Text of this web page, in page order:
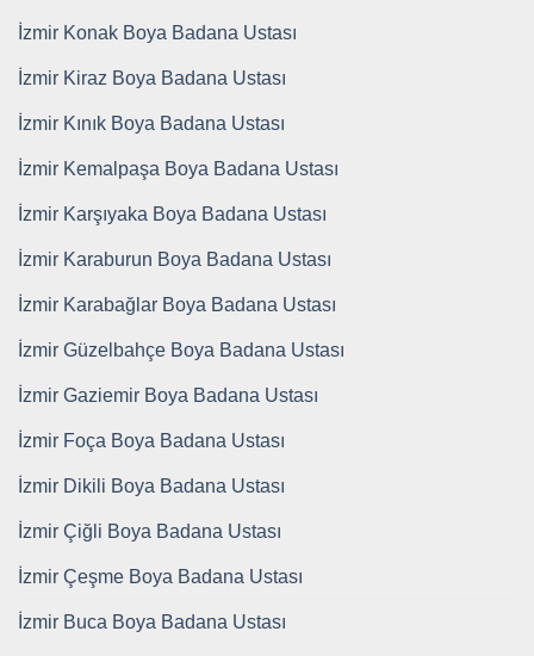
İzmir Konak Boya Badana Ustası
İzmir Kiraz Boya Badana Ustası
İzmir Kınık Boya Badana Ustası
İzmir Kemalpaşa Boya Badana Ustası
İzmir Karşıyaka Boya Badana Ustası
İzmir Karaburun Boya Badana Ustası
İzmir Karabağlar Boya Badana Ustası
İzmir Güzelbahçe Boya Badana Ustası
İzmir Gaziemir Boya Badana Ustası
İzmir Foça Boya Badana Ustası
İzmir Dikili Boya Badana Ustası
İzmir Çiğli Boya Badana Ustası
İzmir Çeşme Boya Badana Ustası
İzmir Buca Boya Badana Ustası